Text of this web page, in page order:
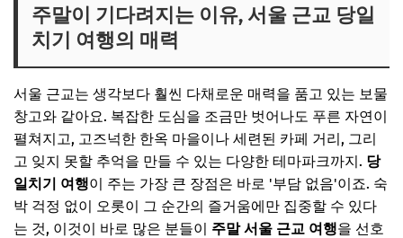
🎧 당신의 시간, 어떤 음악이 필요한가요?
✨ 당신을 위한 큐레이션
자연 속 힐링, 가평의 푸른 숨결을 따라서
북한강 드라이브 코스 & 남이섬, 아침고요수목원
🎧 당신의 시간, 어떤 음악이 필요한가요?
✨ 당신을 위한 큐레이션
고즈넉한 여유, 양평 두물머리와 주변 카페 투어
운치 있는 드라이브 & 그림 같은 풍경
주말이 기다려지는 이유, 서울 근교 당일
치기 여행의 매력
서울 근교는 생각보다 훨씬 다채로운 매력을 품고 있는 보물
창고와 같아요. 복잡한 도심을 조금만 벗어나도 푸른 자연이
펼쳐지고, 고즈넉한 한옥 마을이나 세련된 카페 거리, 그리
고 잊지 못할 추억을 만들 수 있는 다양한 테마파크까지. 당
일치기 여행이 주는 가장 큰 장점은 바로 '부담 없음'이죠. 숙
박 걱정 없이 오롯이 그 순간의 즐거움에만 집중할 수 있다
는 것, 이것이 바로 많은 분들이 주말 서울 근교 여행을 선호